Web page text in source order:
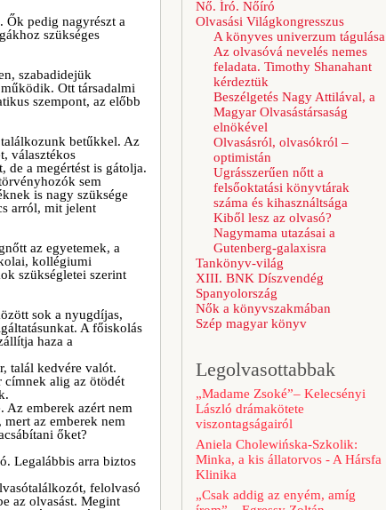
pedig nagyrészt a
szükséges
szabadidejük
Ott társadalmi
szempont, az előbb
betűkkel. Az
választékos
de a megértést is gátolja.
sem
is nagy szüksége
arról, mit jelent
az egyetemek, a
kollégiumi
szükségletei szerint
sok a nyugdíjas,
A főiskolás
haza a
talál kedvére valót.
címnek alig az ötödét
emberek azért nem
az emberek nem
őket?
Legalábbis arra biztos
felolvasó
az olvasást. Megint
Nő. Író. Nőíró
Olvasási Világkongresszus
A könyves univerzum tágulása
Az olvasóvá nevelés nemes
feladata. Timothy Shanahant
kérdeztük
Beszélgetés Nagy Attilával, a
Magyar Olvasástársaság
elnökével
Olvasásról, olvasókról –
optimistán
Ugrásszerűen nőtt a
felsőoktatási könyvtárak
száma és kihasználtsága
Kiből lesz az olvasó?
Nagymama utazásai a
Gutenberg-galaxisra
Tankönyv-világ
XIII. BNK Díszvendég
Spanyolország
Nők a könyvszakmában
Szép magyar könyv
Legolvasottabbak
„Madame Zsoké”– Kelecsényi
László drámakötete
viszontagságairól
Aniela Cholewińska-Szkolik:
Minka, a kis állatorvos - A Hársfa
Klinika
„Csak addig az enyém, amíg